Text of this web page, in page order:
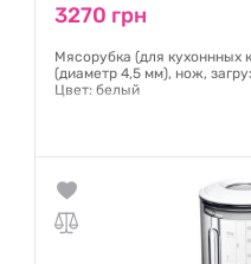
3270 грн
Мясорубка (для кухоннных
(диаметр 4,5 мм), нож,
Цвет: белый